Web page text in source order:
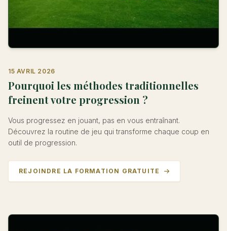
15 AVRIL 2026
Pourquoi les méthodes traditionnelles
freinent votre progression ?
Vous progressez en jouant, pas en vous entraînant.
Découvrez la routine de jeu qui transforme chaque coup en
outil de progression.
REJOINDRE LA FORMATION GRATUITE